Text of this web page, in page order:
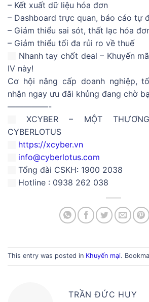
– Kết xuất dữ liệu hóa đơn
– Dashboard trực quan, báo cáo tự
– Giảm thiểu sai sót, thất lạc hóa
– Giảm thiểu tối đa rủi ro về thuế
Nhanh tay chốt deal – Khuyến
IV này!
Cơ hội nâng cấp doanh nghiệp,
nhận ngay ưu đãi khủng đang chờ
—————-
XCYBER – MỘT
CYBERLOTUS
https://xcyber.vn
info@cyberlotus.com
Tổng đài CSKH: 1900 2038
Hotline : 0938 262 038
This entry was posted in Khuyến mại.
TRẦN ĐỨC HUY